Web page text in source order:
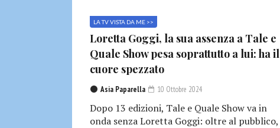
LA TV VISTA DA ME >>
Loretta Goggi, la sua assenza a Tale e
Quale Show pesa soprattutto a lui: ha il
cuore spezzato
Asia Paparella 10 Ottobre 2024
Dopo 13 edizioni, Tale e Quale Show va in
onda senza Loretta Goggi: oltre al pubblico,